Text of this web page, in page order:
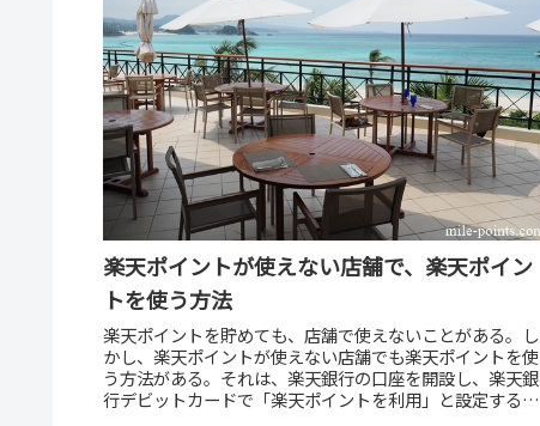
楽天ポイントが使えない店舗で、楽天ポイン
トを使う方法
楽天ポイントを貯めても、店舗で使えないことがある。し
かし、楽天ポイントが使えない店舗でも楽天ポイントを使
う方法がある。それは、楽天銀行の口座を開設し、楽天銀
行デビットカードで「楽天ポイントを利用」と設定するだ